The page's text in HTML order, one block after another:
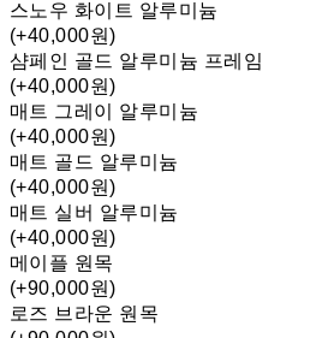
스노우 화이트 알루미늄
(+40,000원)
샴페인 골드 알루미늄 프레임
(+40,000원)
매트 그레이 알루미늄
(+40,000원)
매트 골드 알루미늄
(+40,000원)
매트 실버 알루미늄
(+40,000원)
메이플 원목
(+90,000원)
로즈 브라운 원목